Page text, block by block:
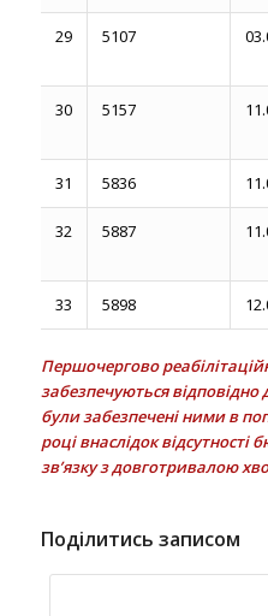
29 5107
30 5157
31 5836
32 5887
33 5898
Першочергово
забезпечуються відповідно
були забезпечені ними в
році внаслідок
зв’язку з довготривалою
Поділитись записом